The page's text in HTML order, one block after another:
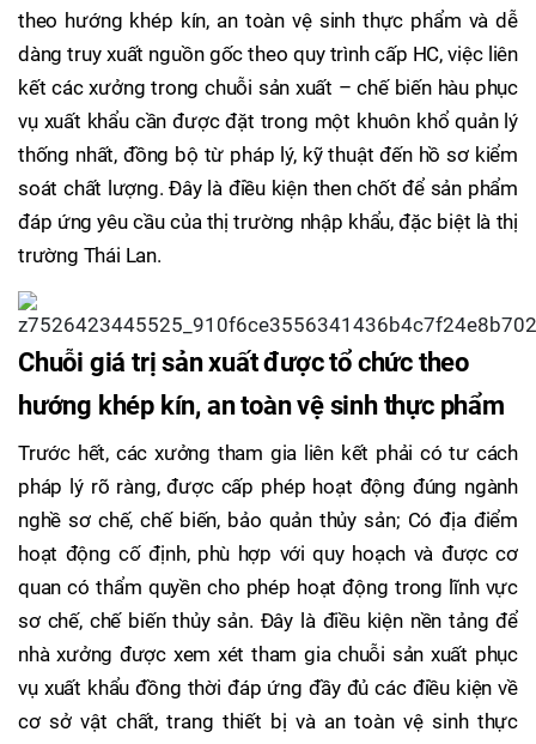
theo hướng khép kín, an toàn vệ sinh thực phẩm và dễ
dàng truy xuất nguồn gốc theo quy trình cấp HC, việc liên
kết các xưởng trong chuỗi sản xuất – chế biến hàu phục
vụ xuất khẩu cần được đặt trong một khuôn khổ quản lý
thống nhất, đồng bộ từ pháp lý, kỹ thuật đến hồ sơ kiểm
soát chất lượng. Đây là điều kiện then chốt để sản phẩm
đáp ứng yêu cầu của thị trường nhập khẩu, đặc biệt là thị
trường Thái Lan.
Chuỗi giá trị sản xuất được tổ chức theo
hướng khép kín, an toàn vệ sinh thực phẩm
Trước hết, các xưởng tham gia liên kết phải có tư cách
pháp lý rõ ràng, được cấp phép hoạt động đúng ngành
nghề sơ chế, chế biến, bảo quản thủy sản; Có địa điểm
hoạt động cố định, phù hợp với quy hoạch và được cơ
quan có thẩm quyền cho phép hoạt động trong lĩnh vực
sơ chế, chế biến thủy sản. Đây là điều kiện nền tảng để
nhà xưởng được xem xét tham gia chuỗi sản xuất phục
vụ xuất khẩu đồng thời đáp ứng đầy đủ các điều kiện về
cơ sở vật chất, trang thiết bị và an toàn vệ sinh thực